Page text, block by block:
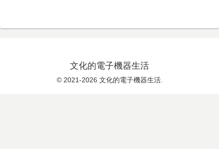
文化的電子機器生活
© 2021-2026 文化的電子機器生活.